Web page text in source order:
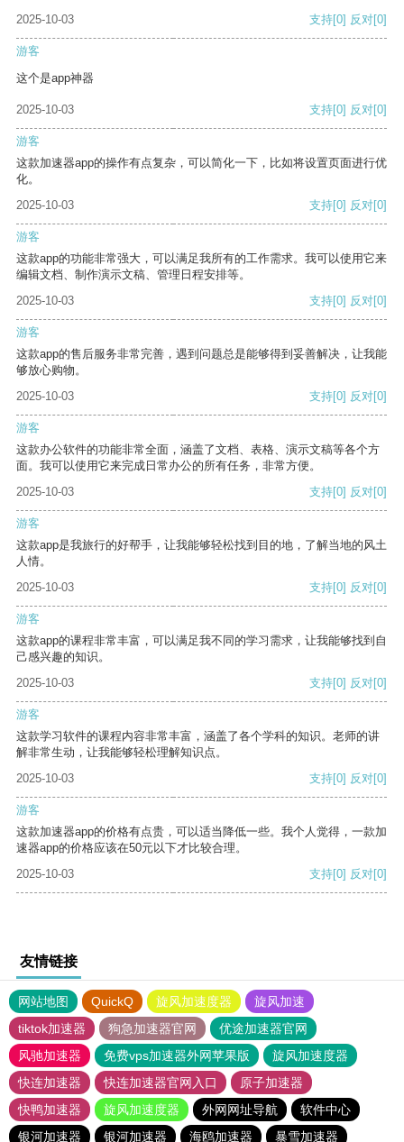
2025-10-03 支持[0] 反对[0]
游客
这个是app神器
2025-10-03 支持[0] 反对[0]
游客
这款加速器app的操作有点复杂，可以简化一下，比如将设置页面进行优
化。
2025-10-03
支持[0] 反对[0]
游客
这款app的功能非常强大，可以满足我所有的工作需求。我可以使用它来
编辑文档、制作演示文稿、管理日程安排等。
2025-10-03
支持[0] 反对[0]
游客
这款app的售后服务非常完善，遇到问题总是能够得到妥善解决，让我能
够放心购物。
2025-10-03
支持[0] 反对[0]
游客
这款办公软件的功能非常全面，涵盖了文档、表格、演示文稿等各个方
面。我可以使用它来完成日常办公的所有任务，非常方便。
2025-10-03
支持[0] 反对[0]
游客
这款app是我旅行的好帮手，让我能够轻松找到目的地，了解当地的风土
人情。
2025-10-03
支持[0] 反对[0]
游客
这款app的课程非常丰富，可以满足我不同的学习需求，让我能够找到自
己感兴趣的知识。
2025-10-03
支持[0] 反对[0]
游客
这款学习软件的课程内容非常丰富，涵盖了各个学科的知识。老师的讲
解非常生动，让我能够轻松理解知识点。
2025-10-03
支持[0] 反对[0]
游客
这款加速器app的价格有点贵，可以适当降低一些。我个人觉得，一款加
速器app的价格应该在50元以下才比较合理。
2025-10-03
支持[0] 反对[0]
友情链接
网站地图 QuickQ 旋风加速度器
旋风加速
tiktok加速器
狗急加速器官网
优途加速器官网
风驰加速器
免费vps加速器外网苹果版
旋风加速度器
快连加速器
快连加速器官网入口
原子加速器
快鸭加速器
旋风加速度器 外网网址导航
软件中心
银河加速器
银河加速器 海鸥加速器 暴雪加速器